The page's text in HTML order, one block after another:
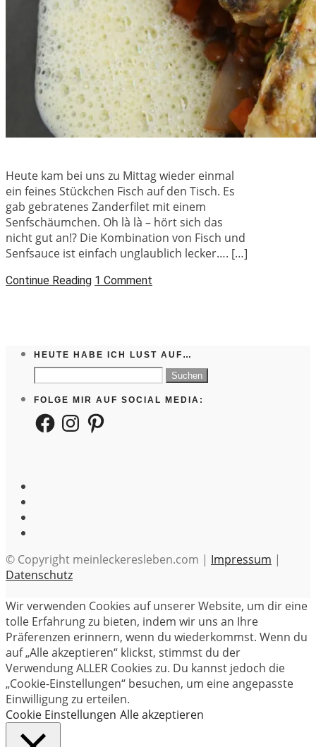
Heute kam bei uns zu Mittag wieder einmal
ein feines Stückchen Fisch auf den Tisch. Es
gab gebratenes Zanderfilet mit einem
Senfschäumchen. Oh là là – hört sich das
nicht gut an!? Die Kombination von Fisch und
Senfsauce ist einfach unglaublich lecker…. […]
Continue Reading 1 Comment
HEUTE HABE ICH LUST AUF…
Suchen
nach:
FOLGE MIR AUF SOCIAL MEDIA:
FacebookInstagramPinterest
© Copyright meinleckeresleben.com | Impressum |
Datenschutz
Wir verwenden Cookies auf unserer Website, um dir eine
tolle Erfahrung zu bieten, indem wir uns an Ihre
Präferenzen erinnern, wenn du wiederkommst. Wenn du
auf „Alle akzeptieren“ klickst, stimmst du der
Verwendung ALLER Cookies zu. Du kannst jedoch die
„Cookie-Einstellungen“ besuchen, um eine angepasste
Einwilligung zu erteilen.
Cookie Einstellungen Alle akzeptieren